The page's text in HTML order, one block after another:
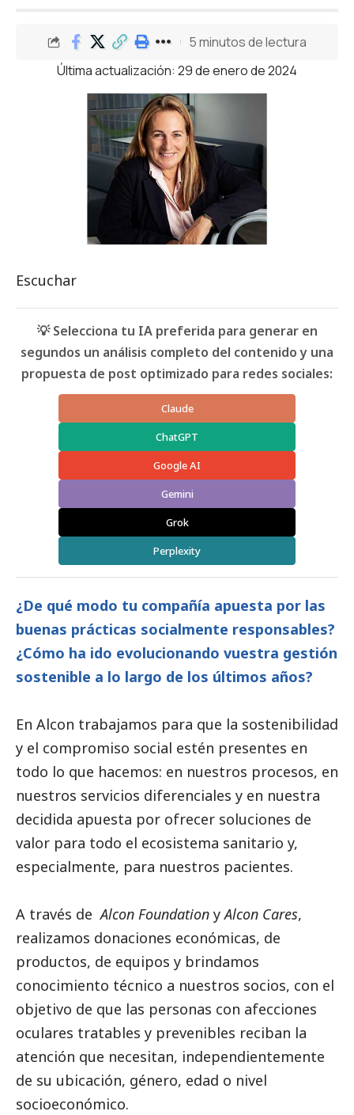
Última actualización: 29 de enero de 2024
5 minutos de lectura
Escuchar
💡 Selecciona tu IA preferida para generar en
segundos un análisis completo del contenido y una
propuesta de post optimizado para redes sociales:
Claude
ChatGPT
Google AI
Gemini
Grok
Perplexity
¿De qué modo tu compañía apuesta por las
buenas prácticas socialmente responsables?
¿Cómo ha ido evolucionando vuestra gestión
sostenible a lo largo de los últimos años?
En Alcon trabajamos para que la sostenibilidad
y el compromiso social estén presentes en
todo lo que hacemos: en nuestros procesos, en
nuestros servicios diferenciales y en nuestra
decidida apuesta por ofrecer soluciones de
valor para todo el ecosistema sanitario y,
especialmente, para nuestros pacientes.
A través deAlcon Foundation yAlcon Cares,
realizamos donaciones económicas, de
productos, de equipos y brindamos
conocimiento técnico a nuestros socios, con el
objetivo de que las personas con afecciones
oculares tratables y prevenibles reciban la
atención que necesitan, independientemente
de su ubicación, género, edad o nivel
socioeconómico.